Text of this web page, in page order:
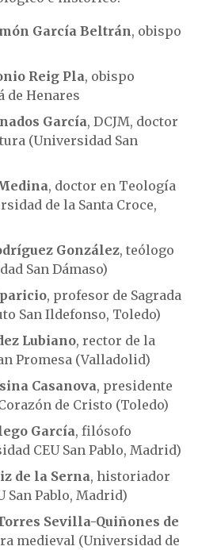
García Beltrán, obispo
Reig Pla, obispo
de Henares
García, DCJM, doctor
(Universidad San
, doctor en Teología
de la Santa Croce,
González, teólogo
San Dámaso)
, profesor de Sagrada
San Ildefonso, Toledo)
Lubiano, rector de la
Promesa (Valladolid)
Casanova, presidente
de Cristo (Toledo)
García, filósofo
CEU San Pablo, Madrid)
de la Serna, historiador
San Pablo, Madrid)
Sevilla-Quiñones de
medieval (Universidad de